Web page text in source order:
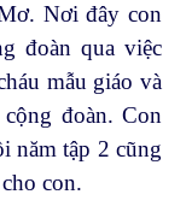
Nơi đây con
đoàn qua việc
mẫu giáo và
đoàn. Con
năm tập 2 cũng
con.